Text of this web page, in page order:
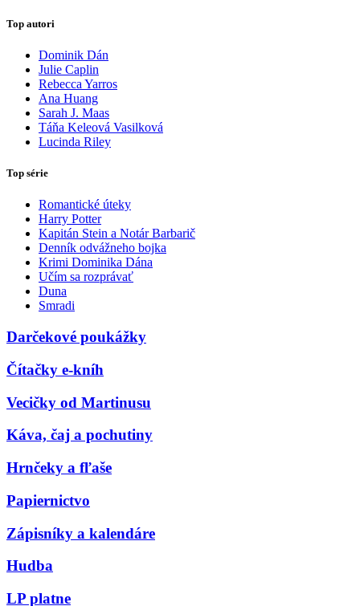
Top autori
Dominik Dán
Julie Caplin
Rebecca Yarros
Ana Huang
Sarah J. Maas
Táňa Keleová Vasilková
Lucinda Riley
Top série
Romantické úteky
Harry Potter
Kapitán Stein a Notár Barbarič
Denník odvážneho bojka
Krimi Dominika Dána
Učím sa rozprávať
Duna
Smradi
Darčekové poukážky
Čítačky e-kníh
Vecičky od Martinusu
Káva, čaj a pochutiny
Hrnčeky a fľaše
Papiernictvo
Zápisníky a kalendáre
Hudba
LP platne